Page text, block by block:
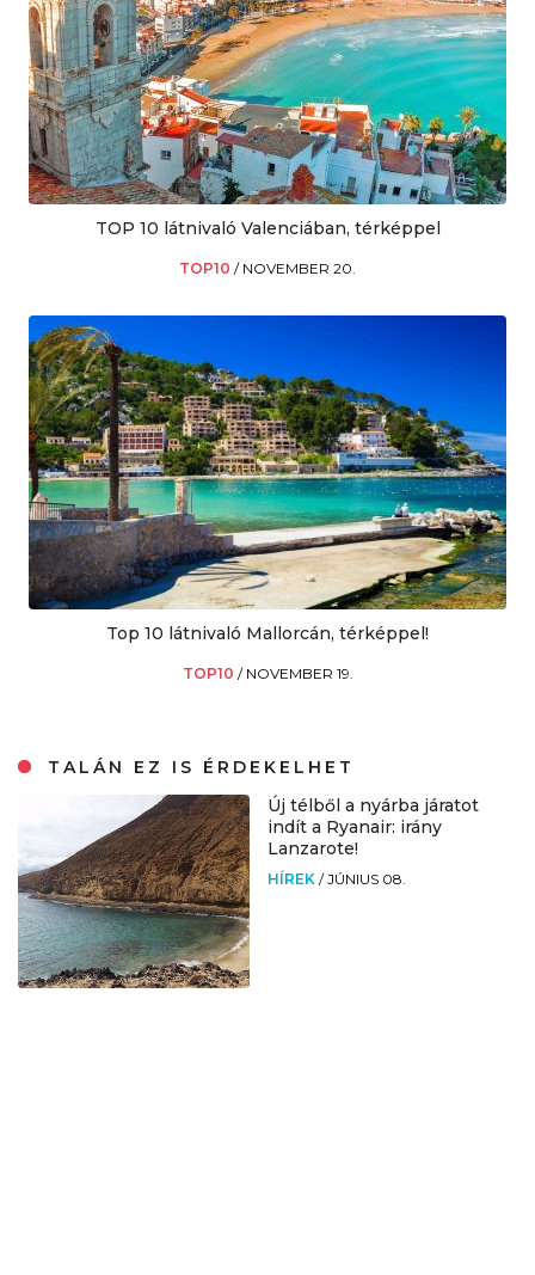
TOP 10 látnivaló Valenciában, térképpel
TOP10 / NOVEMBER 20.
Top 10 látnivaló Mallorcán, térképpel!
TOP10 / NOVEMBER 19.
TALÁN EZ IS ÉRDEKELHET
Új télből a nyárba járatot
indít a Ryanair: irány
Lanzarote!
HÍREK /JÚNIUS 08.